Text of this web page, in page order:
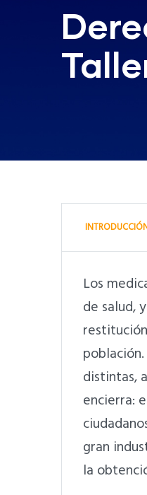
Los
de salud,
distintas,
encierra:
gran
la